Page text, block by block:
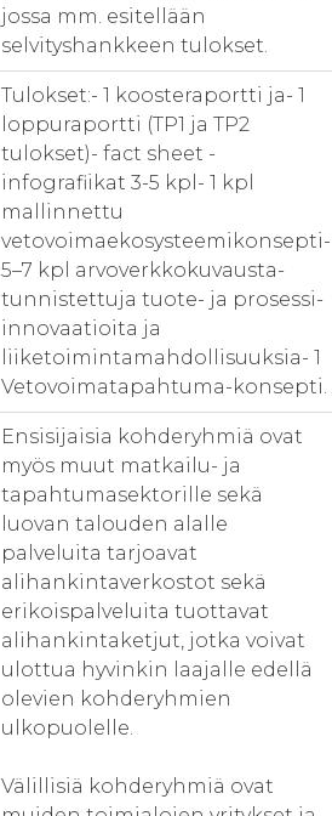
jossa mm. esitellään
selvityshankkeen tulokset.
Tulokset:- 1 koosteraportti ja- 1
loppuraportti (TP1 ja TP2
tulokset)- fact sheet -
infografiikat 3-5 kpl- 1 kpl
mallinnettu
vetovoimaekosysteemikonsepti-
5–7 kpl arvoverkkokuvausta-
tunnistettuja tuote- ja prosessi-
innovaatioita ja
liiketoimintamahdollisuuksia- 1
Vetovoimatapahtuma-konsepti.
Ensisijaisia kohderyhmiä ovat
myös muut matkailu- ja
tapahtumasektorille sekä
luovan talouden alalle
palveluita tarjoavat
alihankintaverkostot sekä
erikoispalveluita tuottavat
alihankintaketjut, jotka voivat
ulottua hyvinkin laajalle edellä
olevien kohderyhmien
ulkopuolelle.
Välillisiä kohderyhmiä ovat